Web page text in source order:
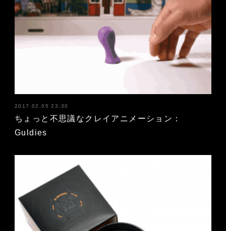
2017.02.05 23:30
ちょっと不思議なクレイアニメーション：
Guldies